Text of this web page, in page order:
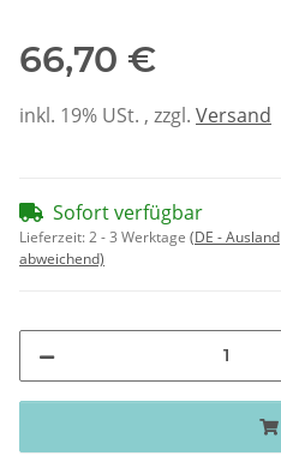
66,70 €
inkl. 19% USt. , zzgl. Versand
Sofort verfügbar
Lieferzeit:2 - 3 Werktage (DE - Ausland
abweichend)